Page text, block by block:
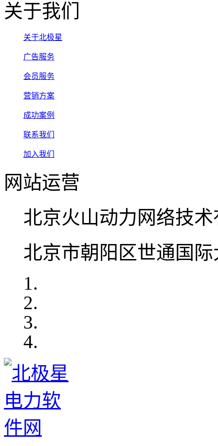
关于我们
关于北极星
广告服务
会员服务
营销方案
成功案例
联系我们
加入我们
网站运营
北京火山动力网络技
北京市朝阳区世通国